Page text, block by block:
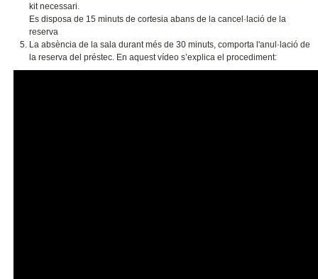
kit necessari.
Es disposa de 15 minuts de cortesia abans de la cancel·lació de la
reserva
La absència de la sala durant més de 30 minuts, comporta l'anul·lació de
la reserva del préstec. En aquest vídeo s’explica el procediment: